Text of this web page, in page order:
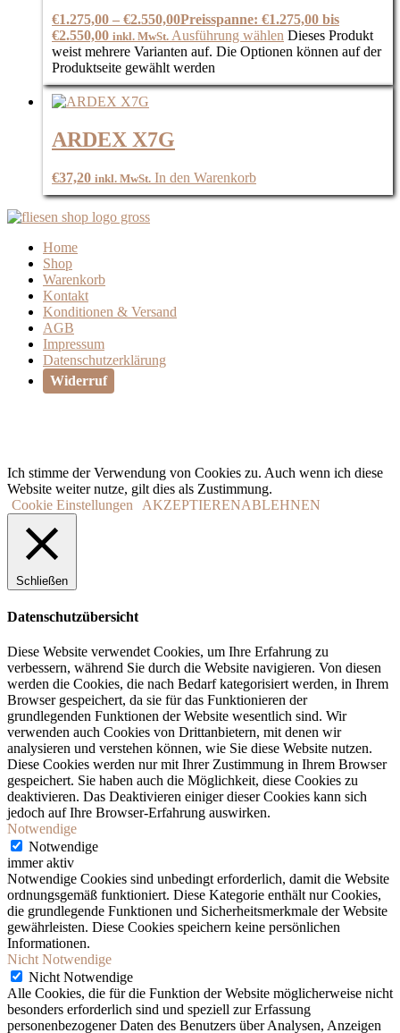
€1.275,00 – €2.550,00Preisspanne: €1.275,00 bis
€2.550,00 inkl. MwSt. Ausführung wählen Dieses Produkt
weist mehrere Varianten auf. Die Optionen können auf der
Produktseite gewählt werden
ARDEX X7G
€37,20 inkl. MwSt. In den Warenkorb
Home
Shop
Warenkorb
Kontakt
Konditionen & Versand
AGB
Impressum
Datenschutzerklärung
Widerruf
Ich stimme der Verwendung von Cookies zu. Auch wenn ich diese
Website weiter nutze, gilt dies als Zustimmung.
Cookie Einstellungen
AKZEPTIERENABLEHNEN
Schließen
Datenschutzübersicht
Diese Website verwendet Cookies, um Ihre Erfahrung zu
verbessern, während Sie durch die Website navigieren. Von diesen
werden die Cookies, die nach Bedarf kategorisiert werden, in Ihrem
Browser gespeichert, da sie für das Funktionieren der
grundlegenden Funktionen der Website wesentlich sind. Wir
verwenden auch Cookies von Drittanbietern, mit denen wir
analysieren und verstehen können, wie Sie diese Website nutzen.
Diese Cookies werden nur mit Ihrer Zustimmung in Ihrem Browser
gespeichert. Sie haben auch die Möglichkeit, diese Cookies zu
deaktivieren. Das Deaktivieren einiger dieser Cookies kann sich
jedoch auf Ihre Browser-Erfahrung auswirken.
Notwendige
Notwendige
immer aktiv
Notwendige Cookies sind unbedingt erforderlich, damit die Website
ordnungsgemäß funktioniert. Diese Kategorie enthält nur Cookies,
die grundlegende Funktionen und Sicherheitsmerkmale der Website
gewährleisten. Diese Cookies speichern keine persönlichen
Informationen.
Nicht Notwendige
Nicht Notwendige
Alle Cookies, die für die Funktion der Website möglicherweise nicht
besonders erforderlich sind und speziell zur Erfassung
personenbezogener Daten des Benutzers über Analysen, Anzeigen